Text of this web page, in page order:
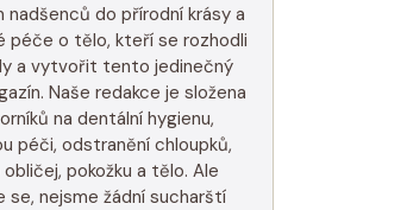
nadšenců do přírodní krásy a
péče o tělo, kteří se rozhodli
a vytvořit tento jedinečný
Naše redakce je složena
na dentální hygienu,
péči, odstranění chloupků,
pokožku a tělo. Ale
se, nejsme žádní sucharští